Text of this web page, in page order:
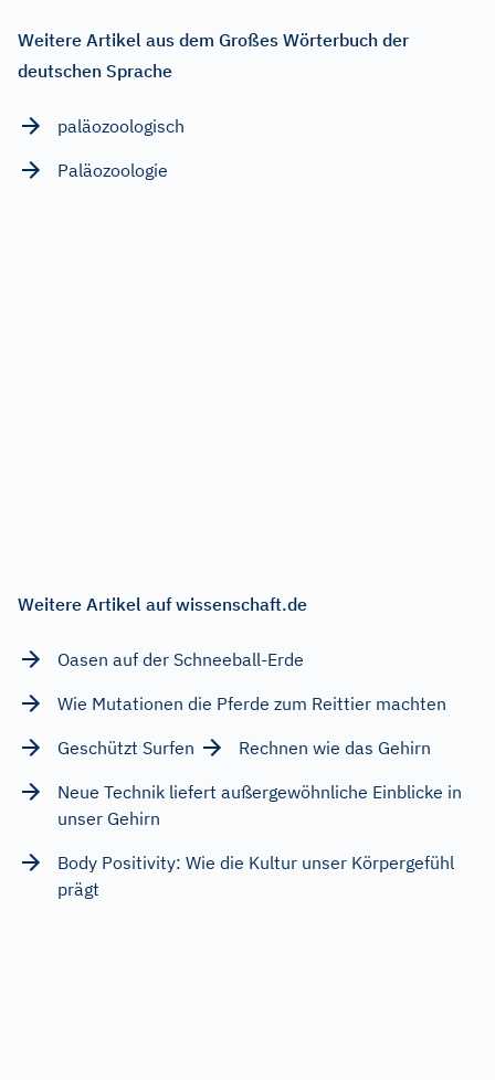
Weitere Artikel aus dem Großes Wörterbuch der
deutschen Sprache
paläozoologisch
Paläozoologie
Weitere Artikel auf wissenschaft.de
Oasen auf der Schneeball-Erde
Wie Mutationen die Pferde zum Reittier machten
Geschützt Surfen
Rechnen wie das Gehirn
Neue Technik liefert außergewöhnliche Einblicke in
unser Gehirn
Body Positivity: Wie die Kultur unser Körpergefühl
prägt